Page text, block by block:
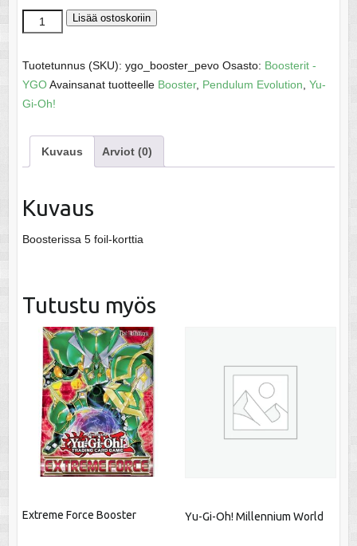
Pendulum
Evolution
Lisää ostoskoriin
Tuotetunnus (SKU): ygo_booster_pevo Osasto: Boosterit -
YGOAvainsanat tuotteelle Booster, Pendulum Evolution, Yu-
Gi-Oh!
Kuvaus Arviot (0)
Kuvaus
Boosterissa 5 foil-korttia
Tutustu myös
Extreme Force Booster Yu-Gi-Oh! Millennium World